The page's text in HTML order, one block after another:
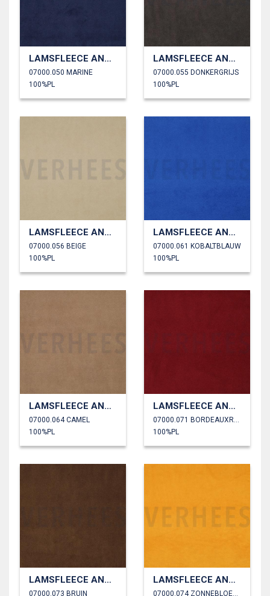
LAMSFLEECE ANTI PILLING
07000.050 MARINE
100%PL
LAMSFLEECE ANTI PILLING
07000.055 DONKERGRIJS
100%PL
LAMSFLEECE ANTI PILLING
07000.056 BEIGE
100%PL
LAMSFLEECE ANTI PILLING
07000.061 KOBALTBLAUW
100%PL
LAMSFLEECE ANTI PILLING
07000.064 CAMEL
100%PL
LAMSFLEECE ANTI PILLING
07000.071 BORDEAUXROOD
100%PL
LAMSFLEECE ANTI PILLING
07000.073 BRUIN
LAMSFLEECE ANTI PILLING
07000.074 ZONNEBLOEMGEEL